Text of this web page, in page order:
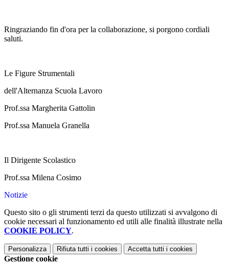
Ringraziando fin d'ora per la collaborazione, si porgono cordiali
saluti.
Le Figure Strumentali
dell'Alternanza Scuola Lavoro
Prof.ssa Margherita Gattolin
Prof.ssa Manuela Granella
Il Dirigente Scolastico
Prof.ssa Milena Cosimo
Notizie
Questo sito o gli strumenti terzi da questo utilizzati si avvalgono di
cookie necessari al funzionamento ed utili alle finalità illustrate nella
COOKIE POLICY.
Personalizza Rifiuta tutti i cookies Accetta tutti i cookies
Gestione cookie